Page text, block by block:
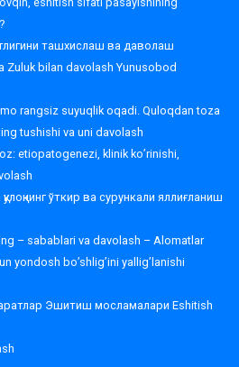
ташхислаш ва даволаш
Zuluk bilan davolash Yunusobod
rangsiz suyuqlik oqadi. Quloqdan toza
tushishi va uni davolash
etiopatogenezi, klinik ko’rinishi,
ўткир ва сурункали яллиғланиш
– sabablari va davolash – Alomatlar
yondosh bo’shlig’ini yallig’lanishi
Эшитиш мосламалари Eshitish